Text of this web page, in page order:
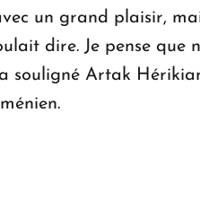
un grand plaisir,
dire. Je pense
souligné Artak